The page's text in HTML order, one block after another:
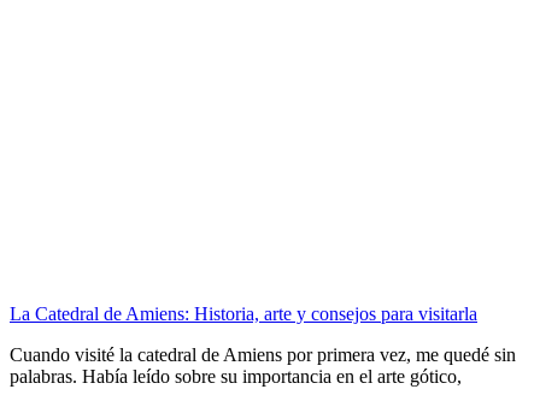
La Catedral de Amiens: Historia, arte y consejos para visitarla
Cuando visité la catedral de Amiens por primera vez, me quedé sin
palabras. Había leído sobre su importancia en el arte gótico,